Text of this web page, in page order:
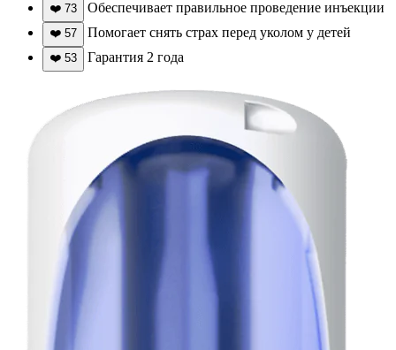
❤️ 73 Обеспечивает правильное проведение инъекции
❤️ 57 Помогает снять страх перед уколом у детей
❤️ 53 Гарантия 2 года